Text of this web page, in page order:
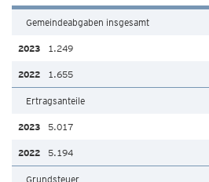
Gemeindeabgaben insgesamt
1.249
1.655
Ertragsanteile
5.017
5.194
Grundsteuer